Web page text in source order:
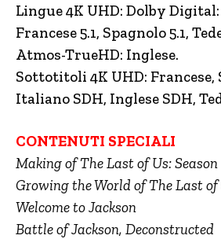
Lingue 4K UHD: Dolby
Francese 5.1, Spagnolo 5.1,
Atmos-TrueHD: Inglese.
Sottotitoli 4K UHD: Francese,
Italiano SDH, Inglese SDH,
CONTENUTI SPECIALI
Making of The Last of Us: Season
Growing the World of The Last of
Welcome to Jackson
Battle of Jackson, Deconstructed